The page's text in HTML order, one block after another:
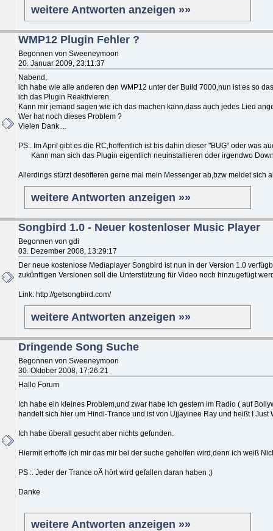
weitere Antworten anzeigen »»
WMP12 Plugin Fehler ?
Begonnen von Sweeneymoon
20. Januar 2009, 23:11:37
Nabend,
ich habe wie alle anderen den WMP12 unter der Build 7000,nun ist es so
ich das Plugin Reaktivieren.
Kann mir jemand sagen wie ich das machen kann,dass auch jedes Lied
Wer hat noch dieses Problem ?
Vielen Dank....
PS:. Im April gibt es die RC,hoffentlich ist bis dahin dieser "BUG" oder was
Kann man sich das Plugin eigentlich neuinstallieren oder irgendwo
Allerdings stürzt desöfteren gerne mal mein Messenger ab,bzw meldet sich
weitere Antworten anzeigen »»
Songbird 1.0 - Neuer kostenloser Music Player
Begonnen von gdi
03. Dezember 2008, 13:29:17
Der neue kostenlose Mediaplayer Songbird ist nun in der Version 1.0
zukünftigen Versionen soll die Unterstützung für Video noch hinzugefügt
Link: http://getsongbird.com/
weitere Antworten anzeigen »»
Dringende Song Suche
Begonnen von Sweeneymoon
30. Oktober 2008, 17:26:21
Hallo Forum
Ich habe ein kleines Problem,und zwar habe ich gestern im Radio ( auf
handelt sich hier um Hindi-Trance und ist von Ujjayinee Ray und heißt I Just
Ich habe überall gesucht aber nichts gefunden.
Hiermit erhoffe ich mir das mir bei der suche geholfen wird,denn ich weiß
PS :. Jeder der Trance oÄ hört wird gefallen daran haben ;)
Danke
weitere Antworten anzeigen »»